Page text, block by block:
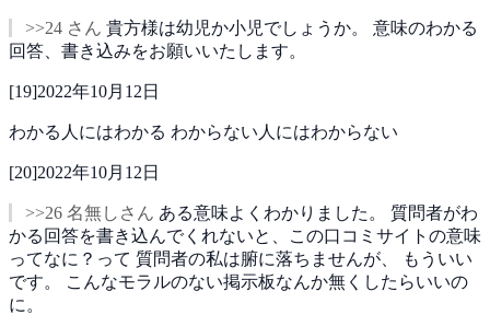
>>24 さん 貴方様は幼児か小児でしょうか。 意味のわかる
回答、書き込みをお願いいたします。
[19]2022年10月12日
わかる人にはわかる わからない人にはわからない
[20]2022年10月12日
>>26 名無しさん ある意味よくわかりました。 質問者がわ
かる回答を書き込んでくれないと、この口コミサイトの意味
ってなに？って 質問者の私は腑に落ちませんが、
もういい
です。
こんなモラルのない掲示板なんか無くしたらいいの
に。